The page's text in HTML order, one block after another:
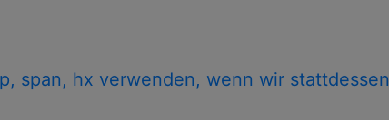
span, hx verwenden, wenn wir stattdessen